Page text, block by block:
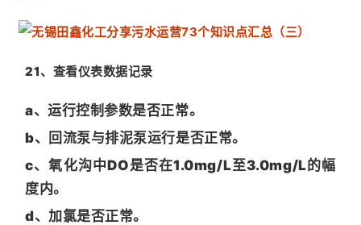
21、 查看仪表数据记录
a、运行控制参数是否正常。
b、回流泵与排泥泵运行是否正常。
c、氧化沟中DO是否在1.0mg/L至3.0mg/L的幅
度内。
d、加氯是否正常。